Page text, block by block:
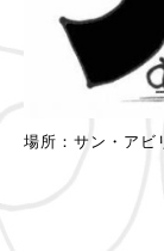
場所：サン・アビ